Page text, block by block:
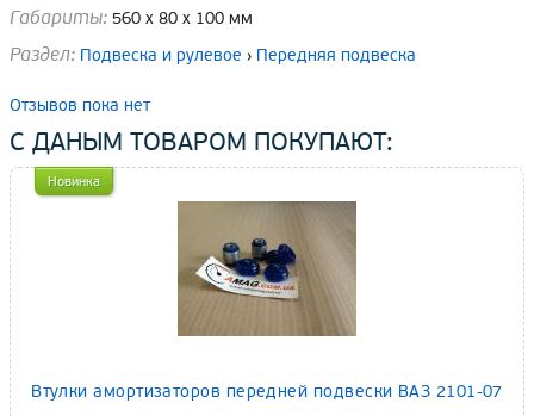
Габариты: 560 x 80 x 100 мм
Раздел: Подвеска и рулевое › Передняя подвеска
Отзывов пока нет
С ДАНЫМ ТОВАРОМ ПОКУПАЮТ:
Новинка
Втулки амортизаторов передней подвески ВАЗ 2101-07